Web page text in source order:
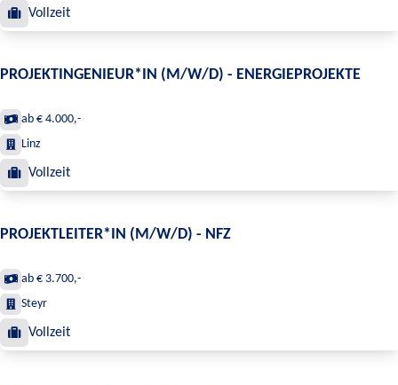
Vollzeit
PROJEKTINGENIEUR*IN (M/W/D) - ENERGIEPROJEKTE
ab € 4.000,-
Linz
Vollzeit
PROJEKTLEITER*IN (M/W/D) - NFZ
ab € 3.700,-
Steyr
Vollzeit